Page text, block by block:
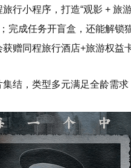
行小程序，打造“观影 + 旅
完成任务开盲盒，还能解锁
赠同程旅行酒店+旅游权益
结，类型多元满足全龄需